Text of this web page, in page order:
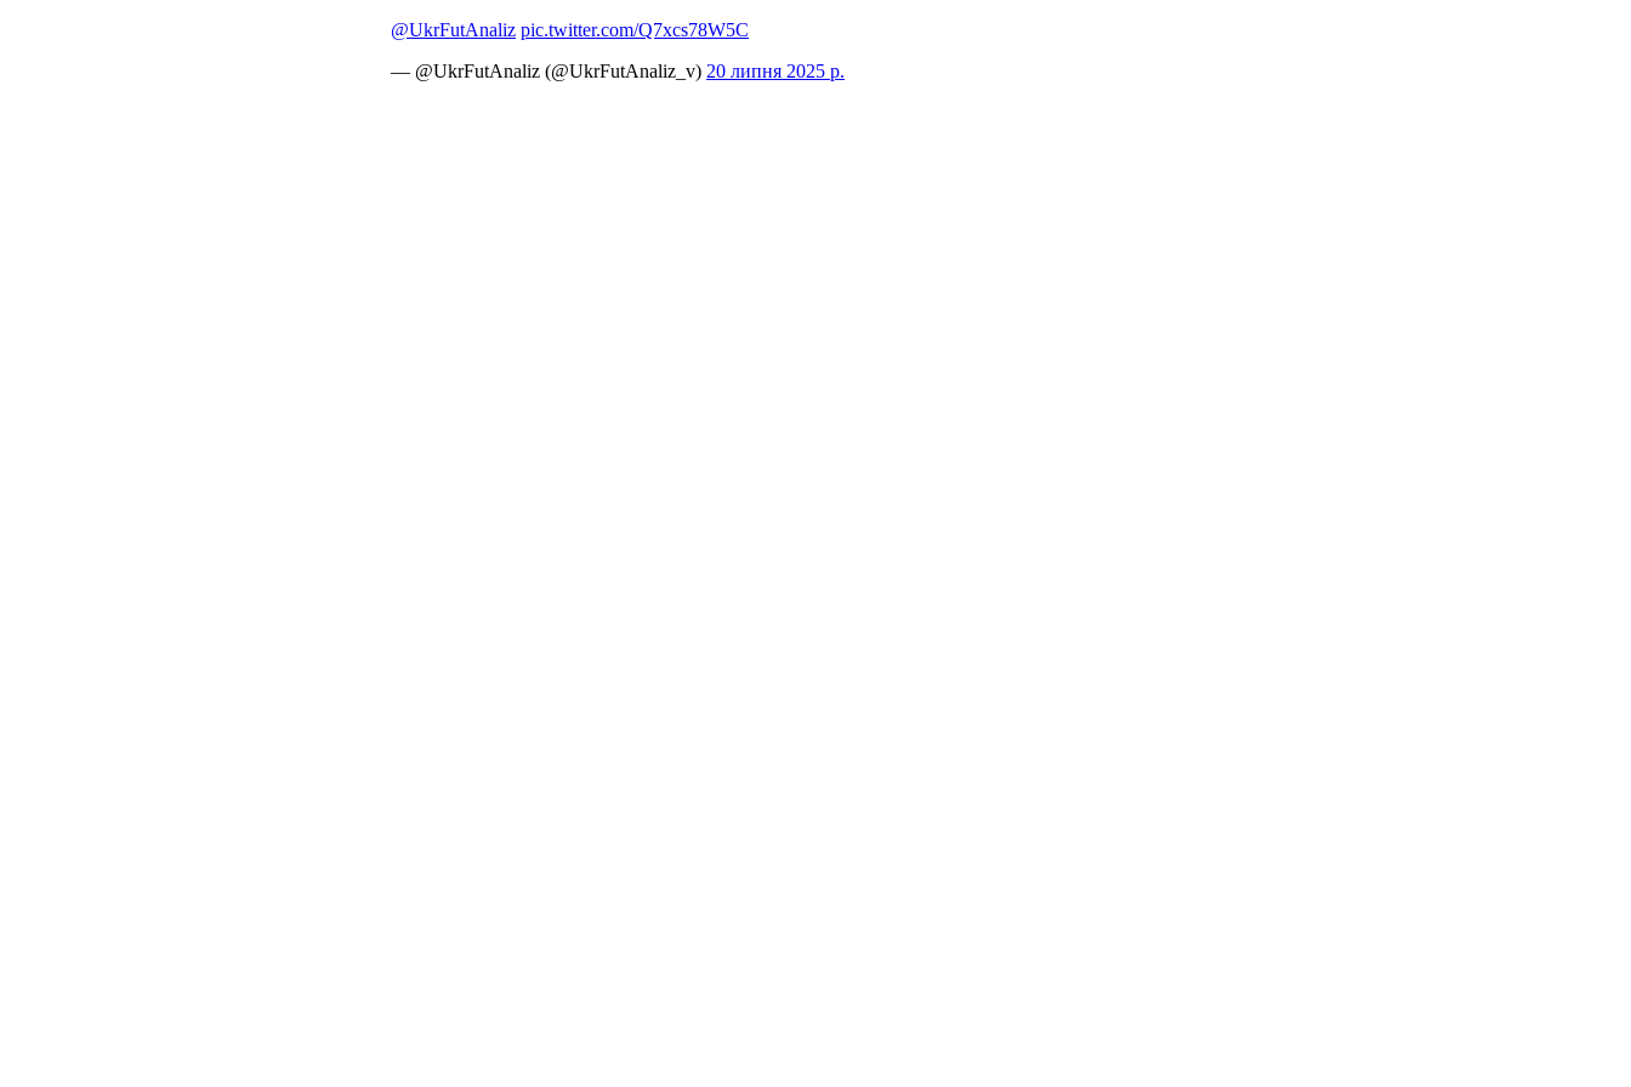
@UkrFutAnaliz pic.twitter.com/Q7xcs78W5C
— @UkrFutAnaliz (@UkrFutAnaliz_v) 20 липня 2025 р.